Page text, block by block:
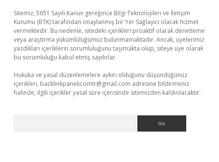
Sitemiz, 5651 Sayılı Kanun gereğince Bilgi Teknolojileri ve İletişim
Kurumu (BTK) tarafından onaylanmış bir Yer Sağlayıcı olarak hizmet
vermektedir. Bu nedenle, sitedeki içerikleri proaktif olarak denetleme
veya araştırma yükümlülüğümüz bulunmamaktadır. Ancak, üyelerimiz
yazdıkları içeriklerin sorumluluğunu taşımakta olup, siteye üye olarak
bu sorumluluğu kabul etmiş sayılırlar.
Hukuka ve yasal düzenlemelere aykırı olduğunu düşündüğünüz
içerikleri, backlinkpanelicomtr@gmail.com adresine bildirmeniz
halinde, ilgili içerikler yasal süre içerisinde sitemizden kaldırılacaktır.